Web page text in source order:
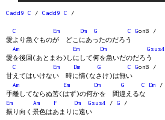
Cadd9 C / Cadd9 C /
C Em Dm G C GonB /
愛より急ぐものが どこにあったのだろう
Am
Em Dm Gsus4
愛を後回(あとまわ)しにして何を急いだのだろう
C
Em Dm G C GonB /
甘えてはいけない 時に情(なさけ)は無い
Am
Em Dm G C Dm /
手離してならぬ筈(はず)の何かを 間違えるな
Em
Am F Dm Gsus4 / G /
振り向く景色はあまりに遠い